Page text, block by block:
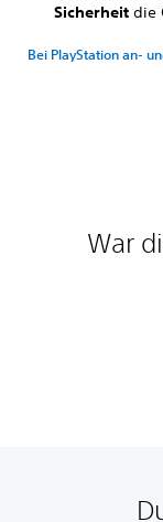
Sicherheit die
Bei PlayStation an-
War